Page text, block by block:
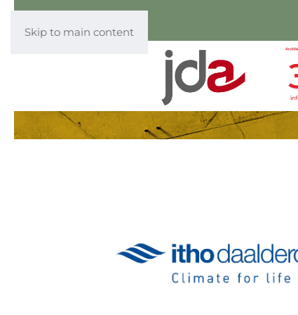
Skip to main content